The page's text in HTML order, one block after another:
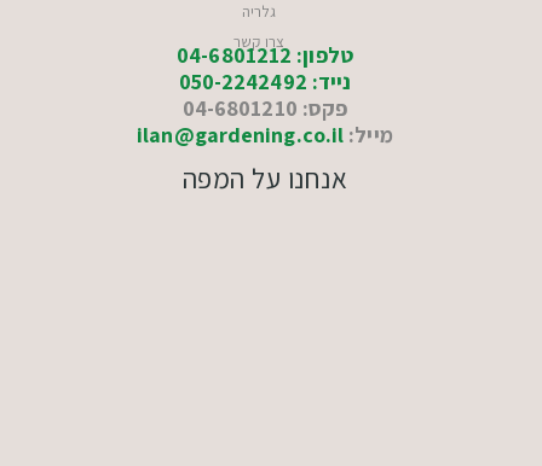
גלריה
צרו קשר
טלפון: 04-6801212
נייד: 050-2242492
פקס: 04-6801210
מייל: ilan@gardening.co.il
אנחנו על המפה